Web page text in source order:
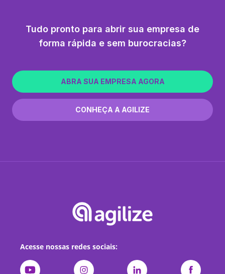
Tudo pronto para abrir sua empresa de
forma rápida e sem burocracias?
ABRA SUA EMPRESA AGORA
CONHEÇA A AGILIZE
Acesse nossas redes sociais: